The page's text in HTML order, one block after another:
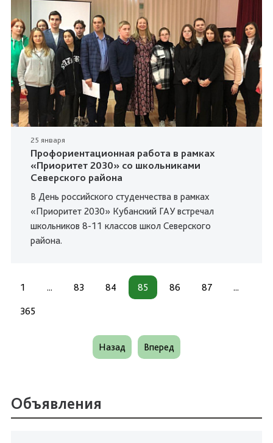
25 января
Профориентационная работа в рамках
«Приоритет 2030» со школьниками
Северского района
В День российского студенчества в рамках
«Приоритет 2030» Кубанский ГАУ встречал
школьников 8-11 классов школ Северского
района.
1 ... 83 84 85 86 87 ...
365
Назад Вперед
Объявления